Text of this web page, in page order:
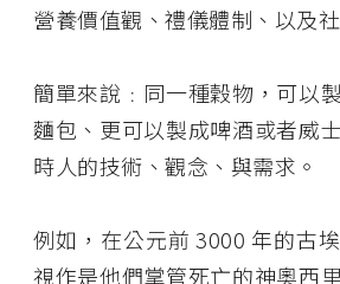
營養價值觀、禮儀體制、以及
簡單來說﹕同一種穀物，可以
麵包、更可以製成啤酒或者威
時人的技術、觀念、與需求。
例如，在公元前 3000 年的古
視作是他們掌管死亡的神奧西